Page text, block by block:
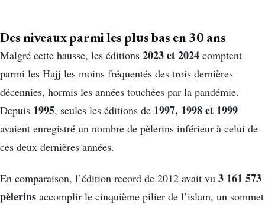
Des niveaux parmi les plus bas en 30 ans
Malgré cette hausse, les éditions 2023 et 2024 comptent
parmi les Hajj les moins fréquentés des trois dernières
décennies, hormis les années touchées par la pandémie.
Depuis 1995, seules les éditions de 1997, 1998 et 1999
avaient enregistré un nombre de pèlerins inférieur à celui de
ces deux dernières années.
En comparaison, l’édition record de 2012 avait vu 3 161 573
pèlerins accomplir le cinquième pilier de l’islam, un sommet